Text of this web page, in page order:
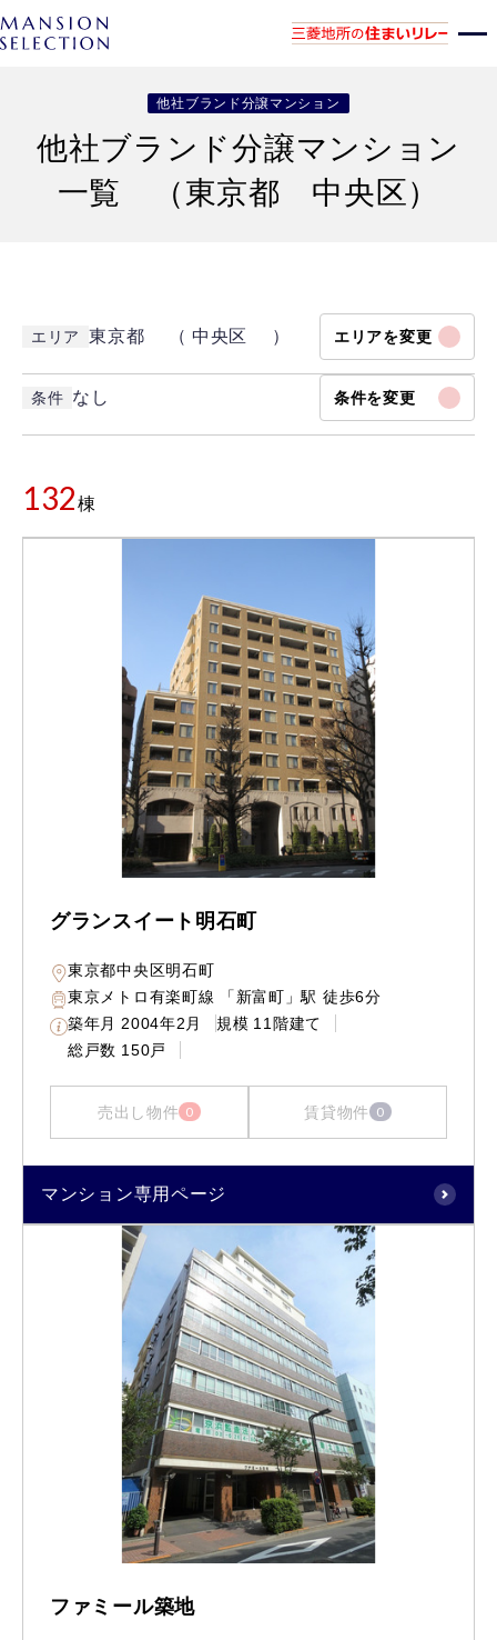
他社ブランド分譲マンション
他社ブランド分譲マンション
一覧 （東京都 中央区）
エリア 東京都 （ 中央区 ） エリアを変更
条件 なし 条件を変更
132棟
グランスイート明石町
東京都中央区明石町
東京メトロ有楽町線 「新富町」駅 徒歩6分
築年月 2004年2月 規模 11階建て
総戸数 150戸
売出し物件 0 賃貸物件 0
マンション専用ページ
ファミール築地